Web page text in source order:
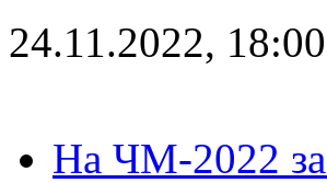
24.11.2022, 18:00
На ЧМ-2022 за